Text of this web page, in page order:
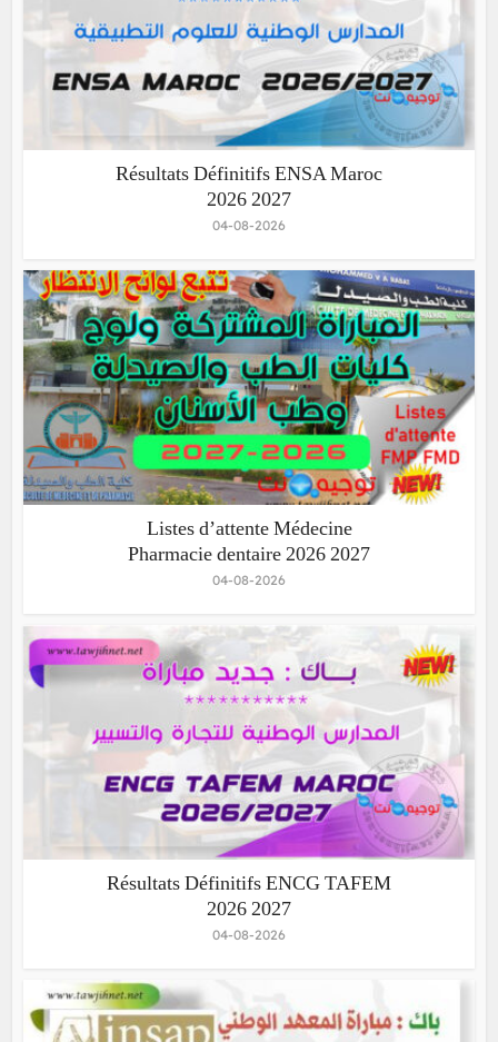
Résultats Définitifs ENSA Maroc
2026 2027
04-08-2026
Listes d’attente Médecine
Pharmacie dentaire 2026 2027
04-08-2026
Résultats Définitifs ENCG TAFEM
2026 2027
04-08-2026